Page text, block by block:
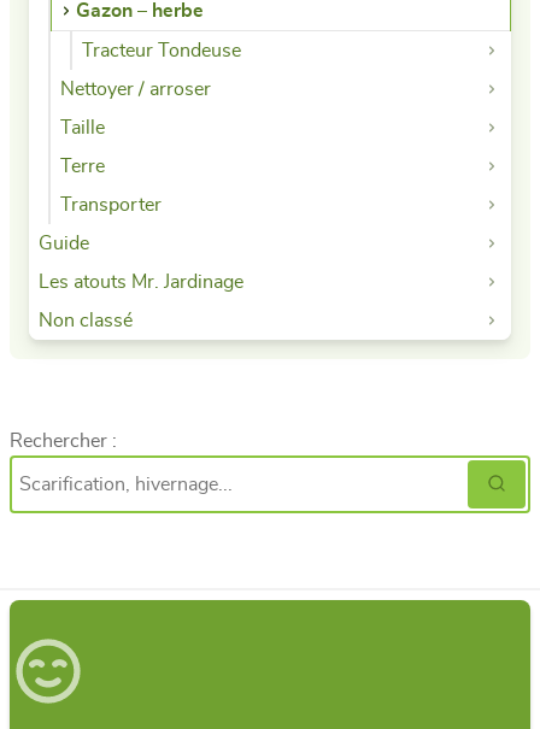
Gazon – herbe
Tracteur Tondeuse
Nettoyer / arroser
Taille
Terre
Transporter
Guide
Les atouts Mr. Jardinage
Non classé
Rechercher :